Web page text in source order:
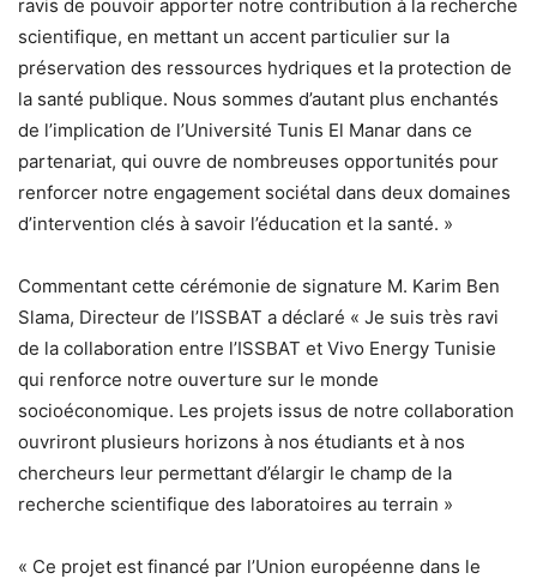
ravis de pouvoir apporter notre contribution à la recherche
scientifique, en mettant un accent particulier sur la
préservation des ressources hydriques et la protection de
la santé publique. Nous sommes d’autant plus enchantés
de l’implication de l’Université Tunis El Manar dans ce
partenariat, qui ouvre de nombreuses opportunités pour
renforcer notre engagement sociétal dans deux domaines
d’intervention clés à savoir l’éducation et la santé. »
Commentant cette cérémonie de signature M. Karim Ben
Slama, Directeur de l’ISSBAT a déclaré « Je suis très ravi
de la collaboration entre l’ISSBAT et Vivo Energy Tunisie
qui renforce notre ouverture sur le monde
socioéconomique. Les projets issus de notre collaboration
ouvriront plusieurs horizons à nos étudiants et à nos
chercheurs leur permettant d’élargir le champ de la
recherche scientifique des laboratoires au terrain »
« Ce projet est financé par l’Union européenne dans le